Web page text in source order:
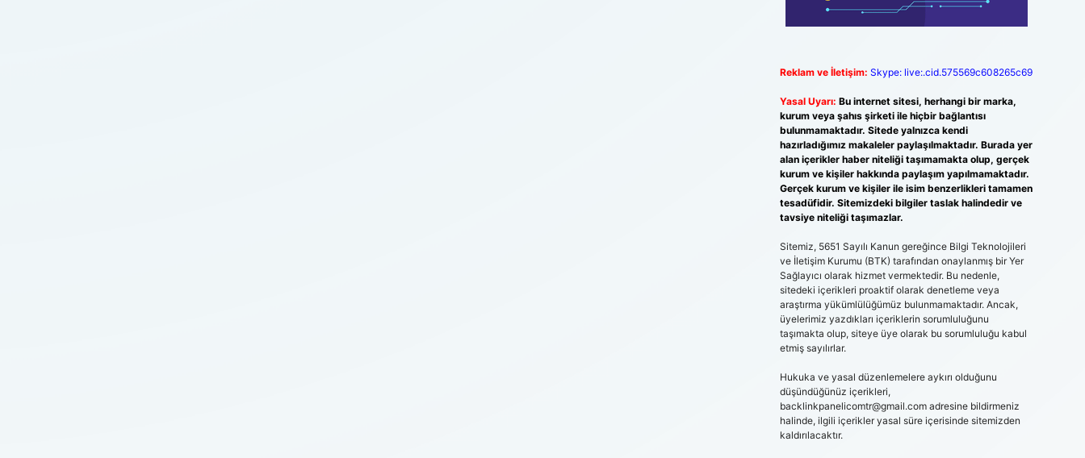
Reklam ve İletişim: Skype: live:.cid.575569c608265c69
Yasal Uyarı: Bu internet sitesi, herhangi bir marka,
kurum veya şahıs şirketi ile hiçbir bağlantısı
bulunmamaktadır. Sitede yalnızca kendi
hazırladığımız makaleler paylaşılmaktadır. Burada yer
alan içerikler haber niteliği taşımamakta olup, gerçek
kurum ve kişiler hakkında paylaşım yapılmamaktadır.
Gerçek kurum ve kişiler ile isim benzerlikleri tamamen
tesadüfidir. Sitemizdeki bilgiler taslak halindedir ve
tavsiye niteliği taşımazlar.
Sitemiz, 5651 Sayılı Kanun gereğince Bilgi Teknolojileri
ve İletişim Kurumu (BTK) tarafından onaylanmış bir Yer
Sağlayıcı olarak hizmet vermektedir. Bu nedenle,
sitedeki içerikleri proaktif olarak denetleme veya
araştırma yükümlülüğümüz bulunmamaktadır. Ancak,
üyelerimiz yazdıkları içeriklerin sorumluluğunu
taşımakta olup, siteye üye olarak bu sorumluluğu kabul
etmiş sayılırlar.
Hukuka ve yasal düzenlemelere aykırı olduğunu
düşündüğünüz içerikleri,
backlinkpanelicomtr@gmail.comadresine bildirmeniz
halinde, ilgili içerikler yasal süre içerisinde sitemizden
kaldırılacaktır.